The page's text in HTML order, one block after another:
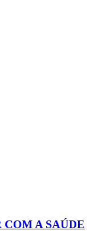
COM A SAÚDE